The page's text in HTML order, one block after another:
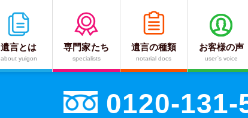
遺言とは
about yuigon
専門家たち
specialists
遺言の種類
notarial docs
お客様の声
user`s voice
遺言や相続でのお悩みを 私達
0120-131-